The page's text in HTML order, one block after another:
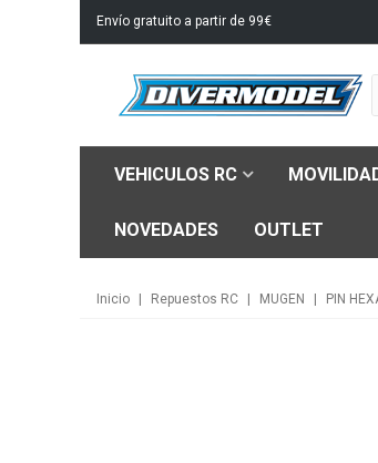
Envío gratuito a partir de 99€
VEHICULOS RC
NOVEDADES OUTLET
Inicio Repuestos RC MUGEN PIN